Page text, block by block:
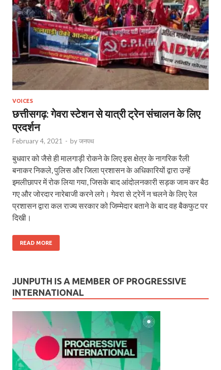
VOICES
छत्तीसगढ़: गेवरा स्टेशन से यात्री ट्रेन संचालन के लिए
प्रदर्शन
February 4, 2021 - byजनपथ
बुधवार को जैसे ही मालगाड़ी रोकने के लिए इस क्षेत्र के नागरिक रैली
बनाकर निकले, पुलिस और जिला प्रशासन के अधिकारियों द्वारा उन्हें
इमलीछापर में रोक लिया गया, जिसके बाद आंदोलनकारी सड़क जाम कर बैठ
गए और जोरदार नारेबाजी करने लगे। गेवरा से ट्रेनें न चलने के लिए रेल
प्रशासन द्वारा कल राज्य सरकार को जिम्मेदार बताने के बाद वह बैकफुट पर
दिखी।
READ MORE
JUNPUTH IS A MEMBER OF PROGRESSIVE
INTERNATIONAL